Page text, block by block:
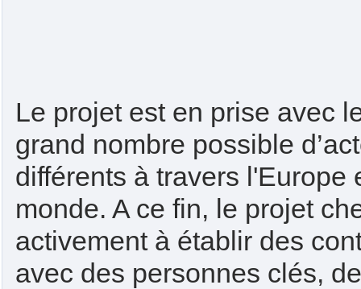
Le projet est en prise avec
grand nombre possible
différents à travers l'Europe
monde. A ce fin, le projet
activement à établir des
avec des personnes clés,